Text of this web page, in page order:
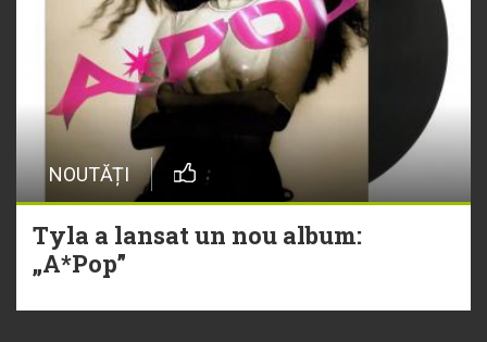
NOUTĂȚI
Tyla a lansat un nou album:
„A*Pop”